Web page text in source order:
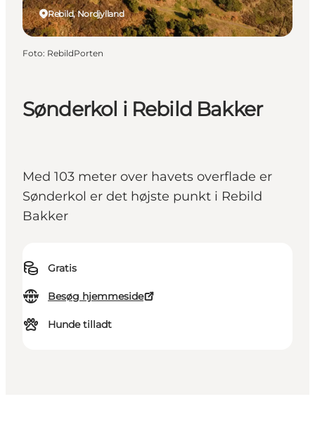
Sønderkol i Rebild Bakker
Med 103 meter over havets overflade er
Sønderkol er det højste punkt i Rebild
Bakker
Gratis
Besøg hjemmeside
Hunde tilladt
Rebild, Nordjylland
Foto: RebildPorten